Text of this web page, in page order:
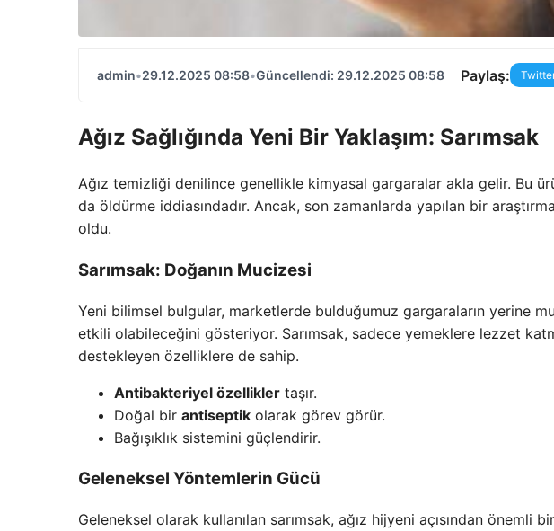
admin•29.12.2025 08:58•Güncellendi: 29.12.2025 08:58 Paylaş:
Ağız Sağlığında Yeni Bir Yaklaşım: Sarımsak
Ağız temizliği denilince genellikle kimyasal gargaralar akla gelir. Bu
da öldürme iddiasındadır. Ancak, son zamanlarda yapılan bir
oldu.
Sarımsak: Doğanın Mucizesi
Yeni bilimsel bulgular, marketlerde bulduğumuz gargaraların yerine
etkili olabileceğini gösteriyor. Sarımsak, sadece yemeklere lezzet
destekleyen özelliklere de sahip.
Antibakteriyel özellikler taşır.
Doğal bir antiseptik olarak görev görür.
Bağışıklık sistemini güçlendirir.
Geleneksel Yöntemlerin Gücü
Geleneksel olarak kullanılan sarımsak, ağız hijyeni açısından önemli